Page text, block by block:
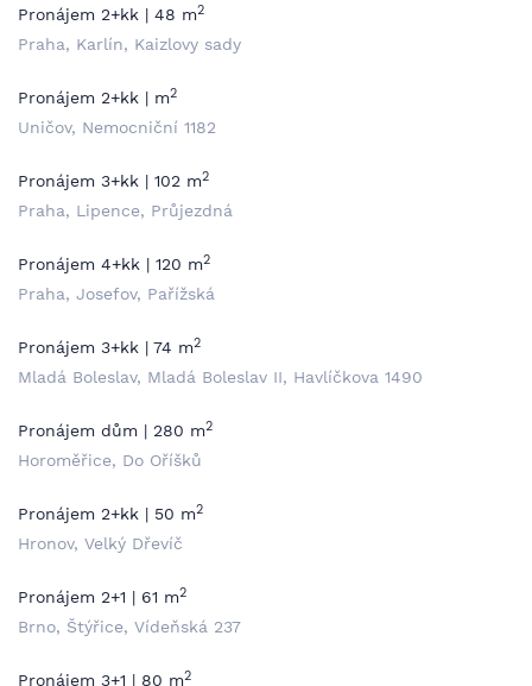
Pronájem 2+kk | 48 m2
Praha, Karlín, Kaizlovy sady
Pronájem 2+kk | m2
Uničov, Nemocniční 1182
Pronájem 3+kk | 102 m2
Praha, Lipence, Průjezdná
Pronájem 4+kk | 120 m2
Praha, Josefov, Pařížská
Pronájem 3+kk | 74 m2
Mladá Boleslav, Mladá Boleslav II, Havlíčkova 1490
Pronájem dům | 280 m2
Horoměřice, Do Oříšků
Pronájem 2+kk | 50 m2
Hronov, Velký Dřevíč
Pronájem 2+1 | 61 m2
Brno, Štýřice, Vídeňská 237
Pronájem 3+1 | 80 m2